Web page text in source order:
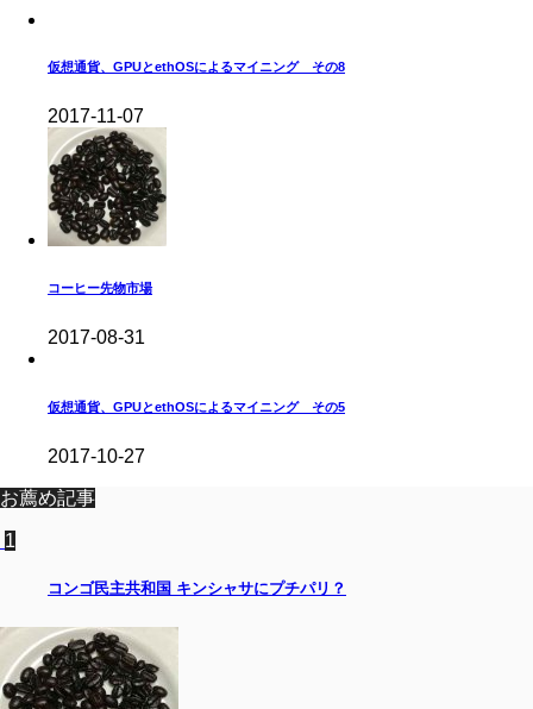
仮想通貨、GPUとethOSによるマイニング その8
2017-11-07
コーヒー先物市場
2017-08-31
仮想通貨、GPUとethOSによるマイニング その5
2017-10-27
お薦め記事
1
コンゴ民主共和国 キンシャサにプチパリ？